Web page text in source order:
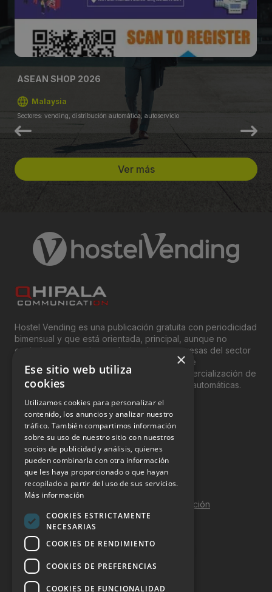
ASEAN SHOP 2026
Malaysia
Sectores: vending, distribución automática, autoservicio
Ver más
Hostel Vending es una publicación gratuita con periodicidad
bimensual y que está orientada, principal, aunque no
exclusivamente, a los profesionales y empresas del sector
del “Vending”; nombre con el que se conoce
genéricamente entre profesionales a la comercialización de
productos y servicios a través de máquinas automáticas.
INFORMACIÓN LEGAL
Aviso Legal
Política de Privacidad
Política de Cookies
Política de calidad y seguridad de la información
Contacto
DOSSIER Y CONTRATACIÓN
×
Ese sitio web utiliza
cookies
Utilizamos cookies para personalizar el
contenido, los anuncios y analizar nuestro
tráfico. También compartimos información
sobre su uso de nuestro sitio con nuestros
socios de publicidad y análisis, quienes
pueden combinarla con otra información
que les haya proporcionado o que hayan
recopilado a partir del uso de sus servicios.
Más información
COOKIES ESTRICTAMENTE
NECESARIAS
COOKIES DE RENDIMIENTO
COOKIES DE PREFERENCIAS
COOKIES DE FUNCIONALIDAD